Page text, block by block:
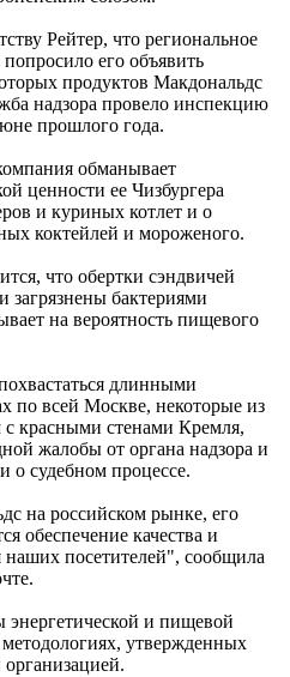
Рейтер, что региональное
его объявить
продуктов Макдональдс
надзора провело инспекцию
прошлого года.
обманывает
ценности ее Чизбургера
и куриных котлет и о
коктейлей и мороженого.
что обертки сэндвичей
загрязнены бактериями
на вероятность пищевого
длинными
по всей Москве, некоторые из
красными стенами Кремля,
жалобы от органа надзора и
о судебном процессе.
на российском рынке, его
обеспечение качества и
наших посетителей", сообщила
энергетической и пищевой
утвержденных
организацией.